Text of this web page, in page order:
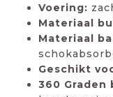
Voering:
Materiaal
Materiaal
Geschikt
360 Graden